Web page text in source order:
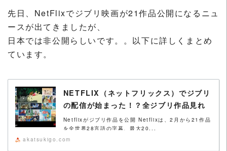
先日、NetFlixでジブリ映画が21作品公開になるニュ
ースが出てきましたが、
日本では非公開らしいです。。以下に詳しくまとめ
ています。
NETFLIX（ネットフリックス）でジブリ
の配信が始まった！？全ジブリ作品見れ
るの？ただし日本では見れません！
Netflixがジブリ作品を公開 Netflixは、2月から21作品
を全世界28言語の字幕、最大20...
akatsukigo.com